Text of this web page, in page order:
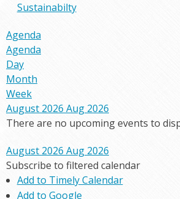
Sustainabilty
Agenda
Agenda
Day
Month
Week
August 2026 Aug 2026
There are no upcoming events to
August 2026 Aug 2026
Subscribe to filtered calendar
Add to Timely Calendar
Add to Google